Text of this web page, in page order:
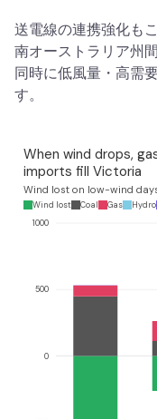
送電線の連携強化も
南オーストラリア州
同時に低風量・高需
す。